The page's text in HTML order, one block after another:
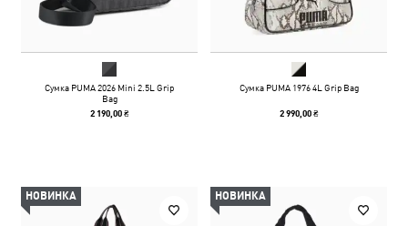
Сумка PUMA 2026 Mini 2.5L Grip
Bag
2 190,00 ₴
Сумка PUMA 1976 4L Grip Bag
2 990,00 ₴
НОВИНКА НОВИНКА